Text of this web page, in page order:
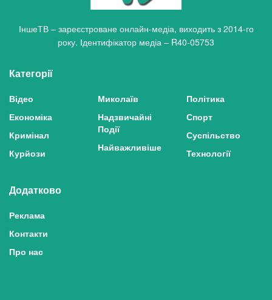
ІншеТВ – зареєстроване онлайн-медіа, виходить з 2014-го
року. Ідентифікатор медіа – R40-05753
Категорії
Відео
Економіка
Кримінал
Курйози
Миколаїв
Надзвичайні
Події
Найважливіше
Політика
Спорт
Суспільство
Технології
Додатково
Реклама
Контакти
Про нас